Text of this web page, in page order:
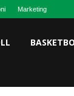
Marketing